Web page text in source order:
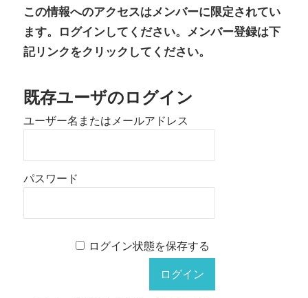
この情報へのアクセスはメンバーに限定されてい
ます。ログインしてください。メンバー登録は下
記リンクをクリックしてください。
既存ユーザのログイン
ユーザー名またはメールアドレス
パスワード
ログイン状態を保存する